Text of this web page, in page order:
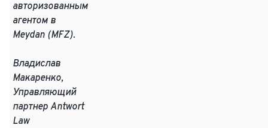
авторизованным
агентом в
Meydan (MFZ).
Владислав
Макаренко,
Управляющий
партнер Antwort
Law